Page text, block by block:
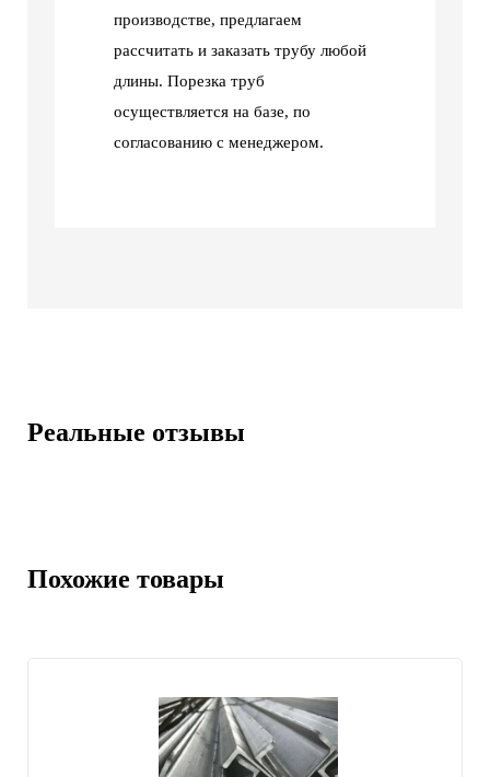
производстве, предлагаем
рассчитать и заказать трубу любой
длины. Порезка труб
осуществляется на базе, по
согласованию с менеджером.
Реальные отзывы
Похожие товары